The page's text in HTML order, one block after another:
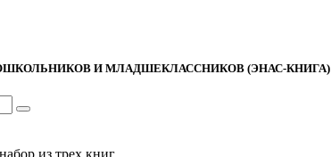
И МЛАДШЕКЛАССНИКОВ (ЭНАС-КНИГА)